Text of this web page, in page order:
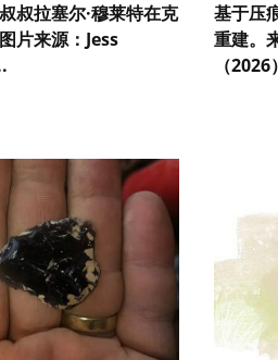
叔拉塞尔·穆莱特在克
片来源：Jess
基于压
重建。
（